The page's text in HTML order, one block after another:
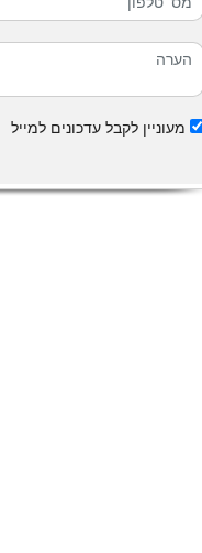
מעוניין לקבל עדכונים למייל